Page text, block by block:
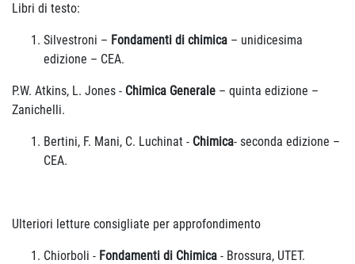
Libri di testo:
Silvestroni – Fondamenti di chimica – unidicesima
edizione – CEA.
P.W. Atkins, L. Jones - Chimica Generale – quinta edizione –
Zanichelli.
Bertini, F. Mani, C. Luchinat - Chimica- seconda edizione –
CEA.
Ulteriori letture consigliate per approfondimento
Chiorboli - Fondamenti di Chimica - Brossura, UTET.